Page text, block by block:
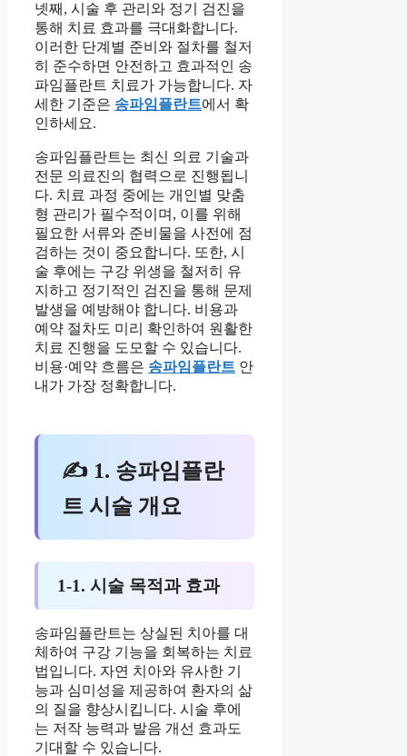
넷째, 시술 후 관리와 정기 검진을
통해 치료 효과를 극대화합니다.
이러한 단계별 준비와 절차를 철저
히 준수하면 안전하고 효과적인 송
파임플란트 치료가 가능합니다. 자
세한 기준은 송파임플란트에서 확
인하세요.
송파임플란트는 최신 의료 기술과
전문 의료진의 협력으로 진행됩니
다. 치료 과정 중에는 개인별 맞춤
형 관리가 필수적이며, 이를 위해
필요한 서류와 준비물을 사전에 점
검하는 것이 중요합니다. 또한, 시
술 후에는 구강 위생을 철저히 유
지하고 정기적인 검진을 통해 문제
발생을 예방해야 합니다. 비용과
예약 절차도 미리 확인하여 원활한
치료 진행을 도모할 수 있습니다.
비용·예약 흐름은 송파임플란트 안
내가 가장 정확합니다.
✍ 1. 송파임플란
트 시술 개요
1-1. 시술 목적과 효과
송파임플란트는 상실된 치아를 대
체하여 구강 기능을 회복하는 치료
법입니다. 자연 치아와 유사한 기
능과 심미성을 제공하여 환자의 삶
의 질을 향상시킵니다. 시술 후에
는 저작 능력과 발음 개선 효과도
기대할 수 있습니다.